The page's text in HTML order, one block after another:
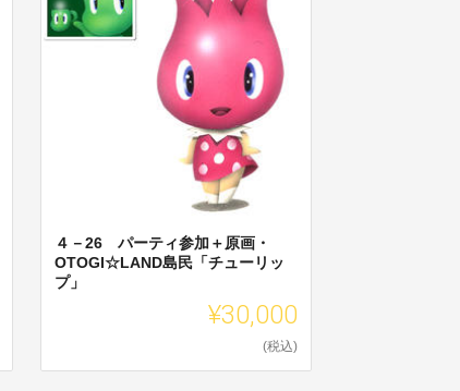
４－26 パーティ参加＋原画・
OTOGI☆LAND島民「チューリッ
プ」
¥30,000
(税込)